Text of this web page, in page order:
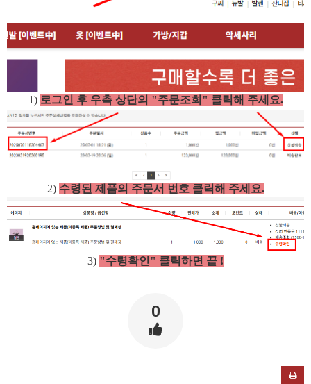
1) 로그인 후 우측 상단의 "주문조회" 클릭해 주세요.
2) 수령된 제품의 주문서 번호 클릭해 주세요.
3) "수령확인" 클릭하면 끝 !
0